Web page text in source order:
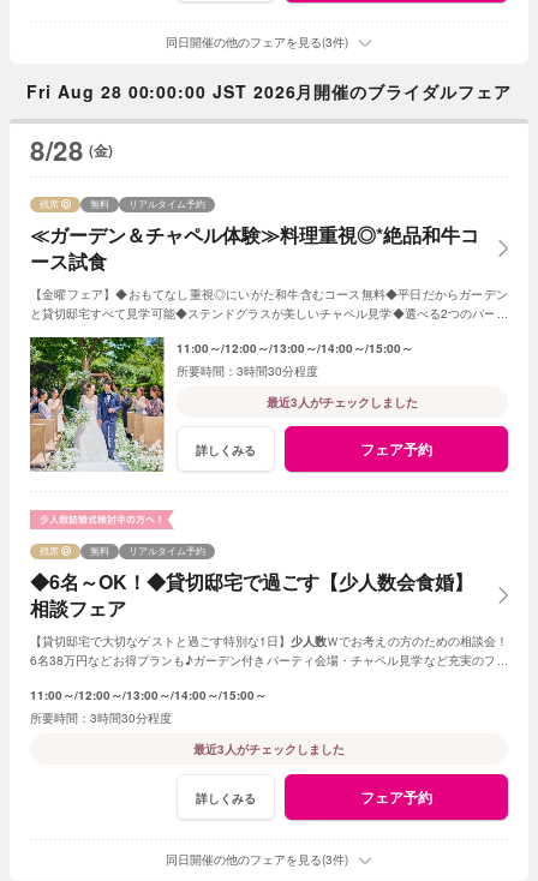
同日開催の他のフェアを見る(3件)
Fri Aug 28 00:00:00 JST 2026月開催のブライダルフェア
8/28 (金)
≪ガーデン＆チャペル体験≫料理重視◎*絶品和牛コ
ース試食
残席 無料 リアルタイム予約
【金曜フェア】◆おもてなし重視◎にいがた和牛含むコース無料◆平日だからガーデン
と貸切邸宅すべて見学可能◆ステンドグラスが美しいチャペル見学◆選べる2つのパーテ
11:00～ 12:00～ 13:00～ 14:00～ 15:00～
3時間30分程度
最近3人がチェックしました
詳しくみる フェア予約
◆6名～OK！◆貸切邸宅で過ごす【少人数会食婚】
相談フェア
残席 無料 リアルタイム予約
【貸切邸宅で大切なゲストと過ごす特別な1日】少人数Ｗでお考えの方のための相談会！
6名38万円などお得プランも♪ガーデン付きパーティ会場・チャペル見学など充実のフェ
11:00～ 12:00～ 13:00～ 14:00～ 15:00～
3時間30分程度
最近3人がチェックしました
詳しくみる フェア予約
同日開催の他のフェアを見る(3件)